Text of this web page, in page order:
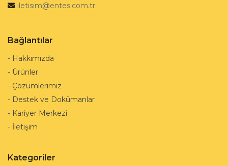
iletisim@entes.com.tr
Bağlantılar
- Hakkımızda
- Ürünler
- Çözümlerimiz
- Destek ve Dokümanlar
- Kariyer Merkezi
- İletişim
Kategoriler